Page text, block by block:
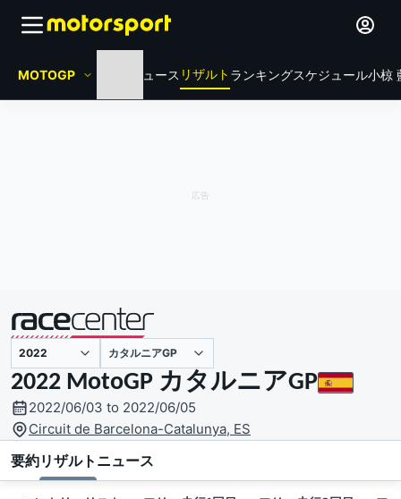
MOTOGP ニュース リザルト ランキングスケジュール小椋
主催 カタルニアGP
2022 MotoGP カタルニアGP
2022/06/03 to 2022/06/05
Circuit de Barcelona-Catalunya, ES
要約リザルト ニュース